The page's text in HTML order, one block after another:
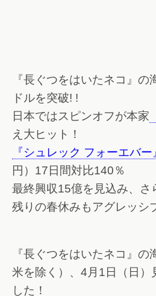
『長ぐつをはいたネコ』
ドルを突破! !
日本ではスピンオフが本家
え大ヒット！
『シュレック フォーエバー
円）17日間対比140％
最終興収15億を見込み、さ
残りの春休みもアグレッシ
『長ぐつをはいたネコ』
米を除く）、4月1日（日）
した！